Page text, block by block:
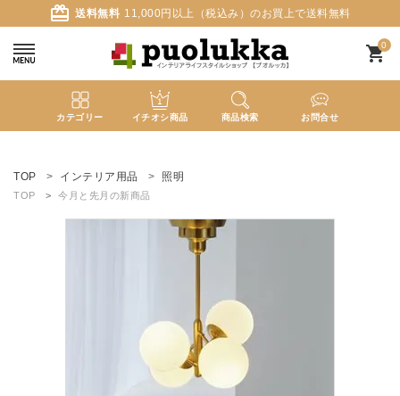
card_giftcard 送料無料 11,000円以上（税込み）のお買上で送料無料
0
shopping_cart
カテゴリー イチオシ商品 商品検索 お問合せ
ようこそ ゲスト 様
ログイン person 新規会員登録
TOP インテリア用品 照明
TOP 今月と先月の新商品